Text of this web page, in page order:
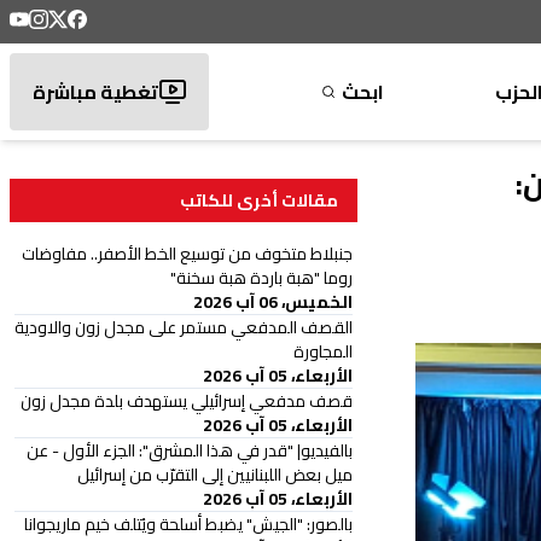
الحزب ابحث تغطية مباشرة
مقالات أخرى للكاتب
جنبلاط متخوف من توسيع الخط الأصفر.. مفاوضات
روما "هبة باردة هبة سخنة"
الخميس، 06 آب 2026
القصف المدفعي مستمر على مجدل زون والاودية
المجاورة
الأربعاء، 05 آب 2026
قصف مدفعي إسرائيلي يستهدف بلدة مجدل زون
الأربعاء، 05 آب 2026
بالفيديو| "قدر في هذا المشرق": الجزء الأول - عن
ميل بعض اللبنانيين إلى التقرّب من إسرائيل
الأربعاء، 05 آب 2026
بالصور: "الجيش" يضبط أسلحة ويُتلف خيم ماريجوانا